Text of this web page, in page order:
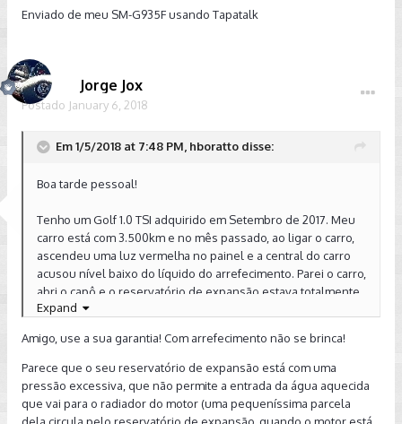
Enviado de meu SM-G935F usando Tapatalk
Jorge Jox
Postado January 6, 2018
Em 1/5/2018 at 7:48 PM, hboratto disse:
Boa tarde pessoal!
Tenho um Golf 1.0 TSI adquirido em Setembro de 2017. Meu
carro está com 3.500km e no mês passado, ao ligar o carro,
ascendeu uma luz vermelha no painel e a central do carro
acusou nível baixo do líquido do arrefecimento. Parei o carro,
abri o capô e o reservatório de expansão estava totalmente
vazio. Ao abrir a tampa, deu um barulho de descompressão
Completei com uma quantidade bem pequena de água só
para ficar entre o nivel máximo e mínimo e fiquei
observando por alguns dias e tudo ok, sem problemas.
Passadas 2 semanas, novamente ao ligar o carro o mesmo
aviso, e a mesma situação do reservatório vazio. Abri
Expand
Amigo, use a sua garantia! Com arrefecimento não se brinca!
Parece que o seu reservatório de expansão está com uma
pressão excessiva, que não permite a entrada da água aquecida
que vai para o radiador do motor (uma pequeníssima parcela
dela circula pelo reservatório de expansão, quando o motor está